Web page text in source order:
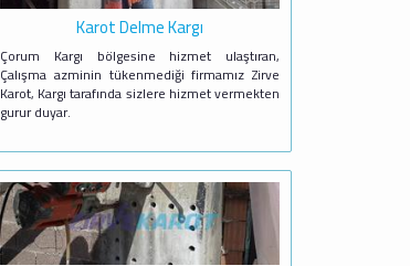
Karot Delme Kargı
Çorum Kargı bölgesine hizmet ulaştıran,
Çalışma azminin tükenmediği firmamız Zirve
Karot, Kargı tarafında sizlere hizmet vermekten
gurur duyar.